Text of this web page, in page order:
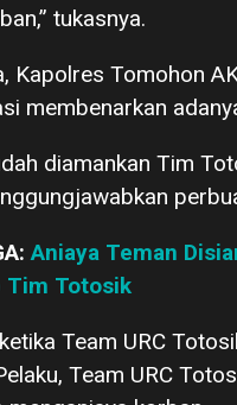
tukasnya.
Kapolres Tomohon
membenarkan
diamankan Tim
Aniaya Teman
Tim Totosik
Team URC
Team URC